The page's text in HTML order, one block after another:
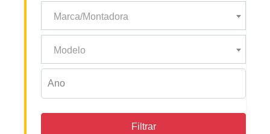
Marca/Montadora
Modelo
Filtrar